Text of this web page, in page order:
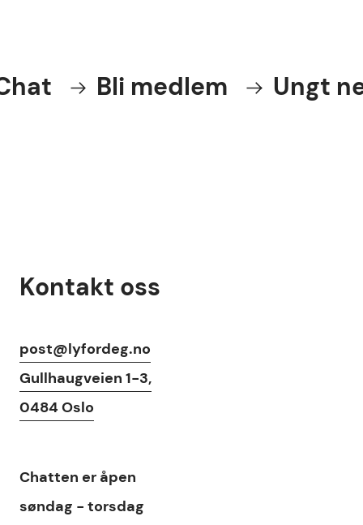
Bli medlem Ungt
Kontakt oss
Kontaktinfo
post@lyfordeg.no
Gullhaugveien 1-3,
0484 Oslo
Chat
Chatten er åpen
søndag - torsdag